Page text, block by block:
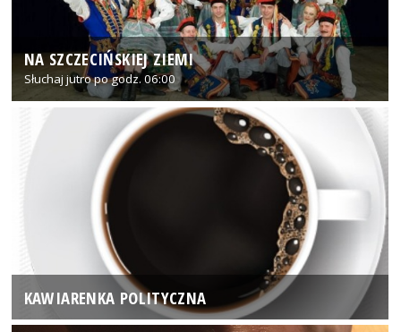
NA SZCZECIŃSKIEJ ZIEMI
Słuchaj jutro po godz. 06:00
KAWIARENKA POLITYCZNA